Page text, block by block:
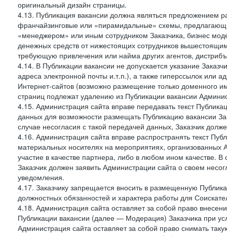
оригинальный дизайн страницы.
4.13. Публикация вакансии должна являться
франчайзинговые или «пирамидальные» схемы,
«менеджером» или иным сотрудником Заказчика, бизнес
денежных средств от нижестоящих сотрудников
требующую привлечения или найма других агентов,
4.14. В Публикации вакансии не допускается указание
адреса электронной почты и.т.п.), а также гиперссылок или
Интернет-сайтов (возможно размещение только доменного
страниц подлежат удалению из Публикации вакансии
4.15. Администрация сайта вправе передавать текст
данных для возможности размещать Публикацию вакансии
случае несогласия с такой передачей данных, Заказчик
4.16. Администрация сайта вправе распространять текст
материальных носителях на мероприятиях,
участие в качестве партнера, либо в любом ином качестве.
Заказчик должен заявить Администрации сайта о своем
уведомления.
4.17. Заказчику запрещается вносить в размещенную
должностных обязанностей и характера работы для
4.18. Администрация сайта оставляет за собой право
Публикации вакансии (далее — Модерация) Заказчика при
Администрация сайта оставляет за собой право снимать